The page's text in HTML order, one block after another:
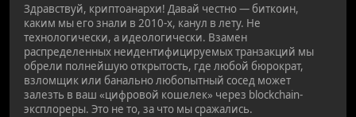
Здравствуй, криптоанархи! Давай честно — биткоин,
каким мы его знали в 2010-х, канул в лету. Не
технологически, а идеологически. Взамен
распределенных неидентифицируемых транзакций мы
обрели полнейшую открытость, где любой бюрократ,
взломщик или банально любопытный сосед может
залезть в ваш «цифровой кошелек» через blockchain-
эксплореры. Это не то, за что мы сражались.